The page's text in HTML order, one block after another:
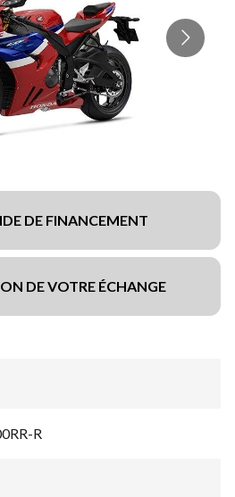
DE FINANCEMENT
DE VOTRE ÉCHANGE
R